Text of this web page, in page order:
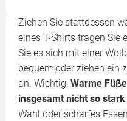
Ziehen Sie stattdessen
eines T-Shirts tragen Sie
Sie es sich mit einer
bequem oder ziehen ein
an. Wichtig: Warme
insgesamt nicht so
Wahl oder scharfes